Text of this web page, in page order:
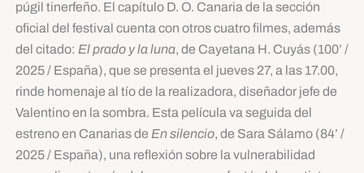
púgil tinerfeño. El capítulo D. O. Canaria de la sección
oficial del festival cuenta con otros cuatro filmes, además
del citado: El prado y la luna, de Cayetana H. Cuyás (100’ /
2025 / España), que se presenta el jueves 27, a las 17.00,
rinde homenaje al tío de la realizadora, diseñador jefe de
Valentino en la sombra. Esta película va seguida del
estreno en Canarias de En silencio, de Sara Sálamo (84’ /
2025 / España), una reflexión sobre la vulnerabilidad